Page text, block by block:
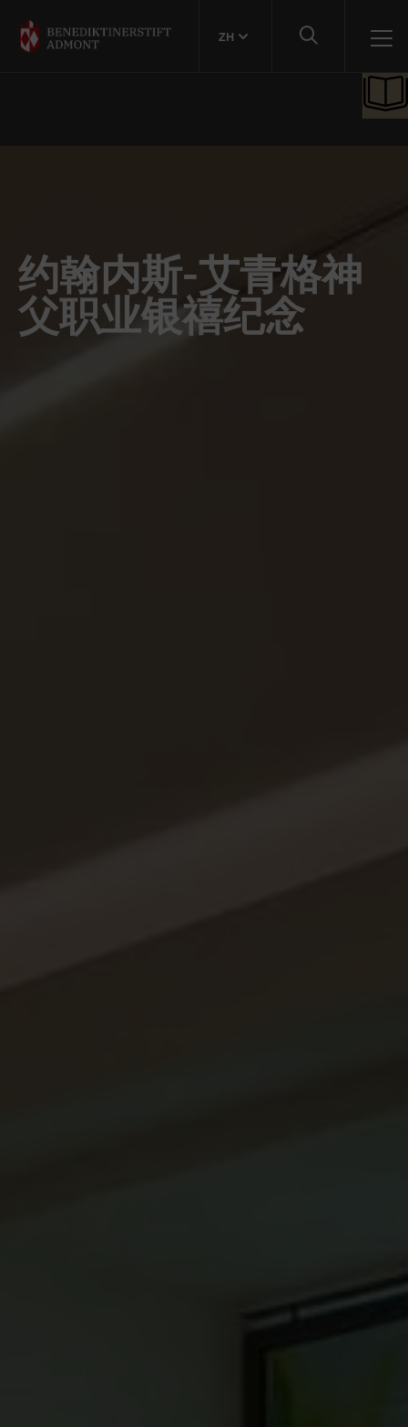
ZH
约翰内斯-艾青格神
父职业银禧纪念